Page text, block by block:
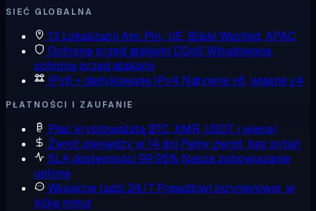
SIEĆ GLOBALNA
13 Lokalizacji Am. Płn., UE, Bliski Wschód, APAC
Ochrona przed atakami DDoS Wbudowana
ochrona przed atakami
IPv6 + dedykowane IPv4 Natywne v6, własne v4
PŁATNOŚCI I ZAUFANIE
Płać kryptowalutą BTC, XMR, USDT i więcej
Zwrot pieniędzy w 14 dni Pełny zwrot, bez pytań
SLA dostępności 99,95% Nasze zobowiązanie
uptime
Wsparcie ludzi 24/7 Prawdziwi inżynierowie, w
kilka minut